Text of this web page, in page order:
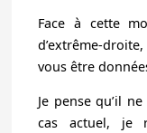
Face à cette
d’extrême-
vous être
Je pense qu’il
cas actuel, je